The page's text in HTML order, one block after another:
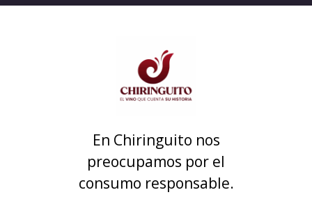
En Chiringuito nos
preocupamos por el
consumo responsable.